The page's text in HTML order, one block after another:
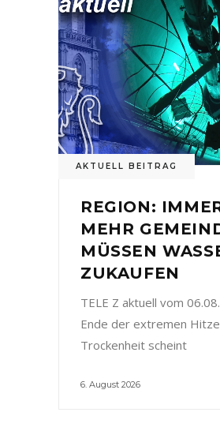
AKTUELL BEITRAG
REGION:
MEHR
MÜSSEN
ZUKAUFEN
TELE Z aktuell vom
Ende der extremen
Trockenheit scheint
6. August 2026